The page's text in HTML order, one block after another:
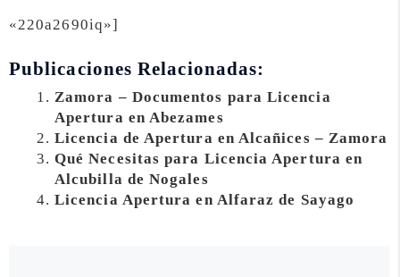
«220a2690iq»]
Publicaciones Relacionadas:
Zamora – Documentos para Licencia
Apertura en Abezames
Licencia de Apertura en Alcañices – Zamora
Qué Necesitas para Licencia Apertura en
Alcubilla de Nogales
Licencia Apertura en Alfaraz de Sayago